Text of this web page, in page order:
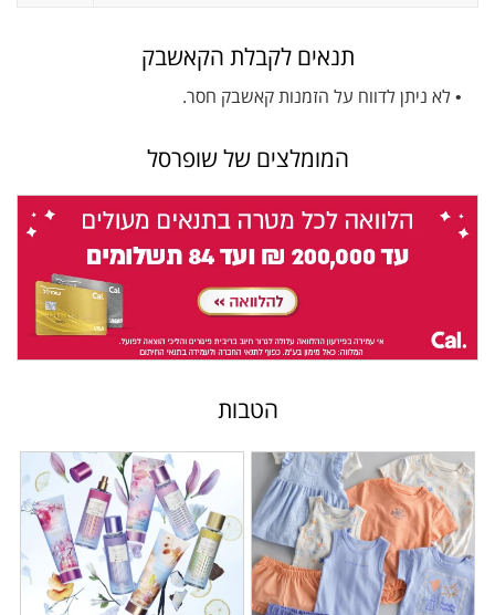
תנאים לקבלת הקאשבק
• לא ניתן לדווח על הזמנות קאשבק חסר.
המומלצים של שופרסל
הטבות